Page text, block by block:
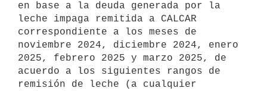
en base a la deuda generada por la
leche impaga remitida a CALCAR
correspondiente a los meses de
noviembre 2024, diciembre 2024, enero
2025, febrero 2025 y marzo 2025, de
acuerdo a los siguientes rangos de
remisión de leche (a cualquier